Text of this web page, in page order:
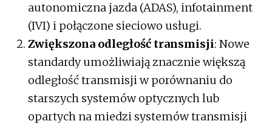
autonomiczna jazda (ADAS), infotainment
(IVI) i połączone sieciowo usługi.
Zwiększona odległość transmisji: Nowe
standardy umożliwiają znacznie większą
odległość transmisji w porównaniu do
starszych systemów optycznych lub
opartych na miedzi systemów transmisji